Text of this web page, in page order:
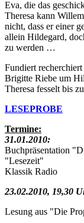
Eva, die das
Theresa kann
nicht, dass er einer
allein Hildegard,
zu werden …
Fundiert
Brigitte Riebe um
Theresa fesselt bis
LESEPROBE
Termine:
31.01.2010:
Buchpräsentation
"Lesezeit"
Klassik Radio
23.02.2010, 19,30
Lesung aus "Die